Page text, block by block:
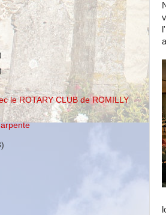
le ROTARY CLUB de ROMILLY